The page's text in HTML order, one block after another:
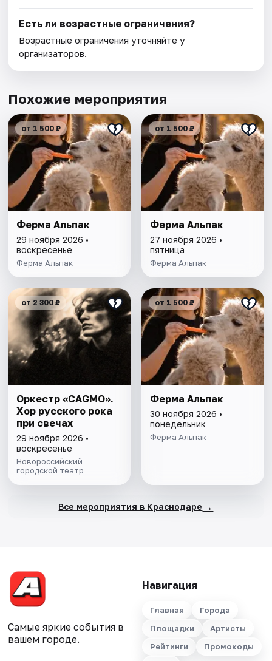
Есть ли возрастные ограничения?
Возрастные ограничения уточняйте у
организаторов.
Похожие мероприятия
от 1 500 ₽
Ферма Альпак
29 ноября 2026 •
воскресенье
Ферма Альпак
от 1 500 ₽
Ферма Альпак
27 ноября 2026 •
пятница
Ферма Альпак
от 2 300 ₽
Оркестр «CAGMO».
Хор русского рока
при свечах
29 ноября 2026 •
воскресенье
Новороссийский
городской театр
от 1 500 ₽
Ферма Альпак
30 ноября 2026 •
понедельник
Ферма Альпак
Все мероприятия в Краснодаре →
Самые яркие события в
вашем городе.
Навигация
Главная
Города
Площадки
Артисты
Рейтинги
Промокоды